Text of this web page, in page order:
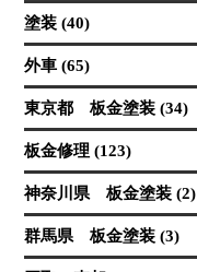
塗装 (40)
外車 (65)
東京都 板金塗装 (34)
板金修理 (123)
神奈川県 板金塗装 (2)
群馬県 板金塗装 (3)